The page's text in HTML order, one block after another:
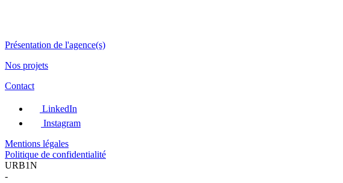
Présentation de l'agence(s)
Nos projets
Contact
LinkedIn
Instagram
Mentions légales
Politique de confidentialité
URB1N
-